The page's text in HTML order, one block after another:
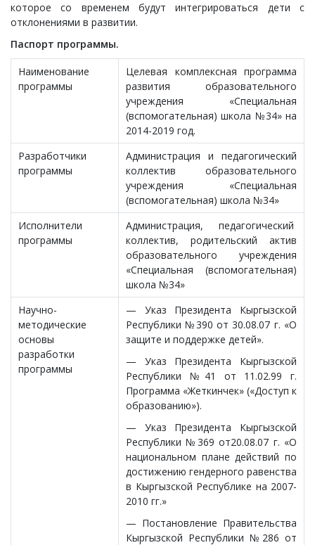
которое со временем будут интегрироваться дети с
отклонениями в развитии.
Паспорт программы.
Наименование
программы
Целевая комплексная программа
развития образовательного
учреждения «Специальная
(вспомогательная) школа №34» на
2014-2019 год.
Разработчики
программы
Администрация и педагогический
коллектив образовательного
учреждения «Специальная
(вспомогательная) школа №34»
Исполнители
программы
Администрация, педагогический
коллектив, родительский актив
образовательного учреждения
«Специальная (вспомогательная)
школа №34»
Научно-
методические
основы
разработки
программы
— Указ Президента Кыргызской
Республики №390 от 30.08.07 г. «О
защите и поддержке детей».
— Указ Президента Кыргызской
Республики №41 от 11.02.99 г.
Программа «Жеткинчек» («Доступ к
образованию»).
— Указ Президента Кыргызской
Республики №369 от20.08.07 г. «О
национальном плане действий по
достижению гендерного равенства
в Кыргызской Республике на 2007-
2010 гг.»
— Постановление Правительства
Кыргызской Республики №286 от